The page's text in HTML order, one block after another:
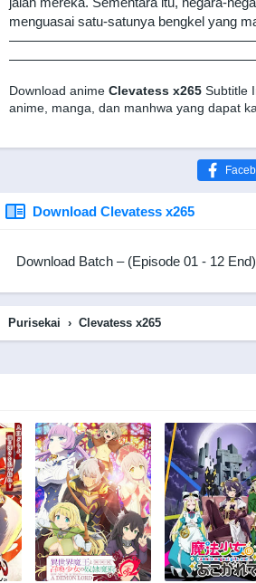
menguasai satu-satunya bengkel yang
Download anime Clevatess x265 Subtitle
anime, manga, dan manhwa yang dapat
Download Clevatess x265
Download Batch – (Episode 01 - 12 End)
Purisekai › Clevatess x265